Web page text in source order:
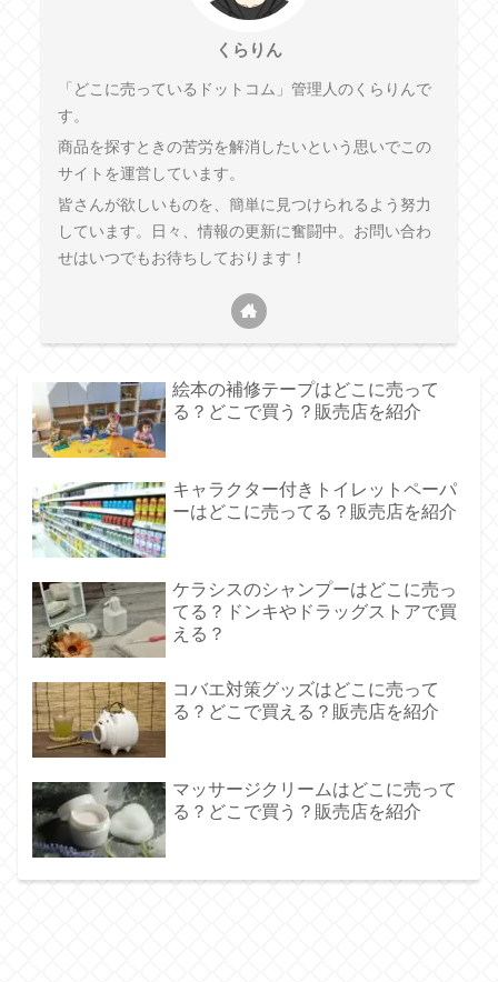
くらりん
「どこに売っているドットコム」管理人のくらりんで
す。
商品を探すときの苦労を解消したいという思いでこの
サイトを運営しています。
皆さんが欲しいものを、簡単に見つけられるよう努力
しています。日々、情報の更新に奮闘中。お問い合わ
せはいつでもお待ちしております！
絵本の補修テープはどこに売って
る？どこで買う？販売店を紹介
キャラクター付きトイレットペーパ
ーはどこに売ってる？販売店を紹介
ケラシスのシャンプーはどこに売っ
てる？ドンキやドラッグストアで買
える？
コバエ対策グッズはどこに売って
る？どこで買える？販売店を紹介
マッサージクリームはどこに売って
る？どこで買う？販売店を紹介